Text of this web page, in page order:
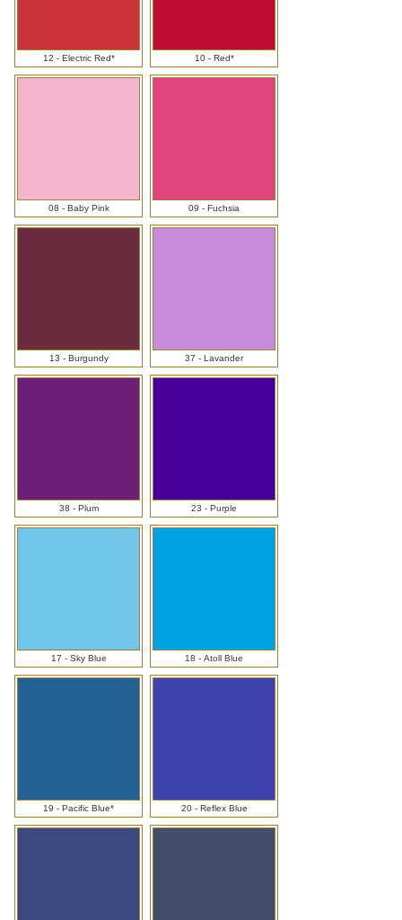
12 - Electric Red* 10 - Red*
08 - Baby Pink 09 - Fuchsia
13 - Burgundy 37 - Lavander
38 - Plum 23 - Purple
17 - Sky Blue 18 - Atoll Blue
19 - Pacific Blue* 20 - Reflex Blue